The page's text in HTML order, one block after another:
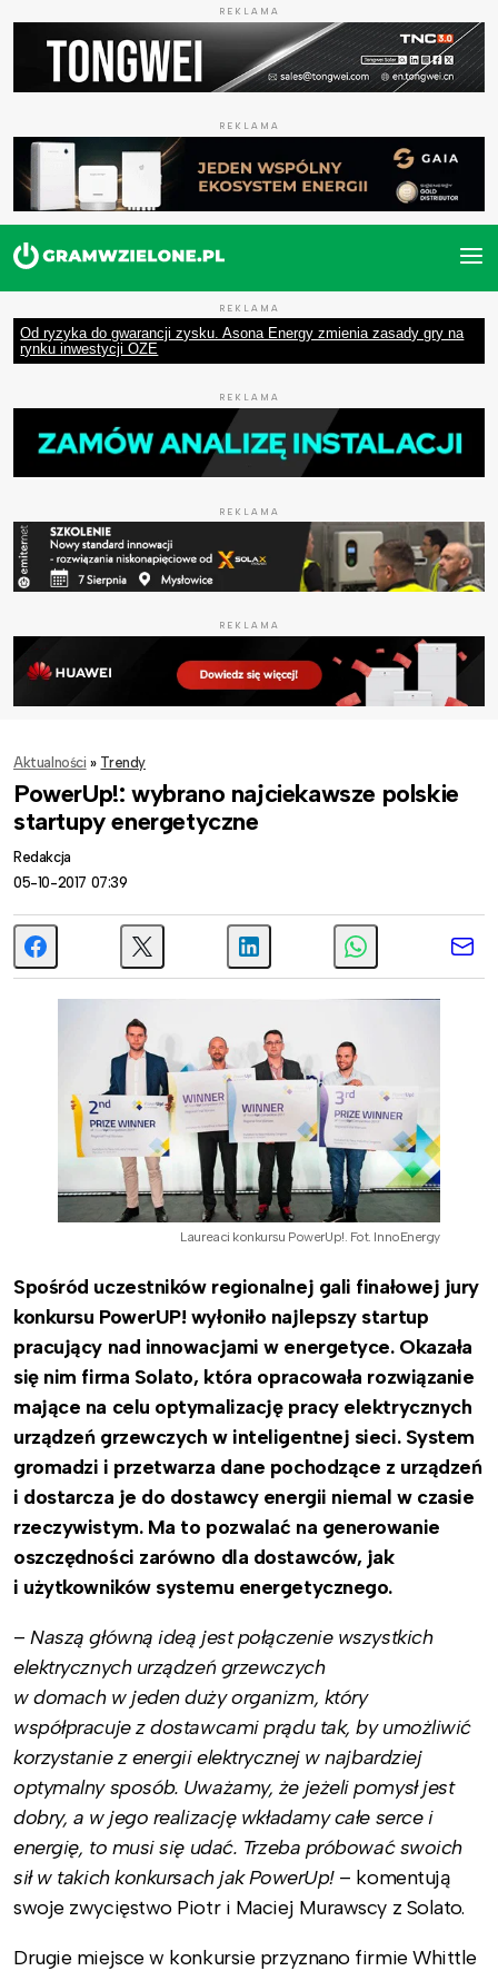
REKLAMA
REKLAMA
REKLAMA
Od ryzyka do gwarancji zysku. Asona Energy zmienia zasady gry na
rynku inwestycji OZE
REKLAMA
REKLAMA
REKLAMA
Aktualności » Trendy
PowerUp!: wybrano najciekawsze polskie
startupy energetyczne
Redakcja
05-10-2017 07:39
Laureaci konkursu PowerUp!. Fot. InnoEnergy
Spośród uczestników regionalnej gali finałowej jury
konkursu PowerUP! wyłoniło najlepszy startup
pracujący nad innowacjami w energetyce. Okazała
się nim firma Solato, która opracowała rozwiązanie
mające na celu optymalizację pracy elektrycznych
urządzeń grzewczych w inteligentnej sieci. System
gromadzi i przetwarza dane pochodzące z urządzeń
i dostarcza je do dostawcy energii niemal w czasie
rzeczywistym. Ma to pozwalać na generowanie
oszczędności zarówno dla dostawców, jak
i użytkowników systemu energetycznego.
– Naszą główną ideą jest połączenie wszystkich
elektrycznych urządzeń grzewczych
w domach w jeden duży organizm, który
współpracuje z dostawcami prądu tak, by umożliwić
korzystanie z energii elektrycznej w najbardziej
optymalny sposób. Uważamy, że jeżeli pomysł jest
dobry, a w jego realizację wkładamy całe serce i
energię, to musi się udać. Trzeba próbować swoich
sił w takich konkursach jak PowerUp!– komentują
swoje zwycięstwo Piotr i Maciej Murawscy z Solato.
Drugie miejsce w konkursie przyznano firmie Whittle